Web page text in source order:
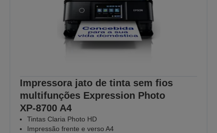
Impressora jato de tinta sem fios
multifunções Expression Photo
XP‑8700 A4
Tintas Claria Photo HD
Impressão frente e verso A4